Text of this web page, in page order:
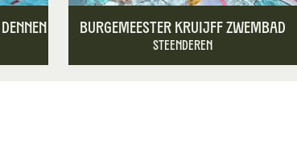
Burgemeester Kruijff Zwembad
Steenderen